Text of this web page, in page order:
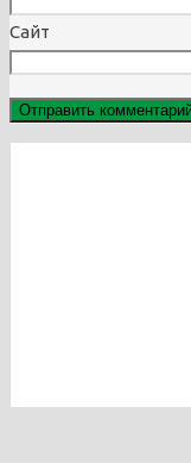
Сайт